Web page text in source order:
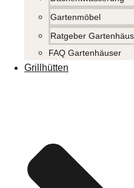
Gartenmöbel
Ratgeber
FAQ Gartenhäuser
Grillhütten